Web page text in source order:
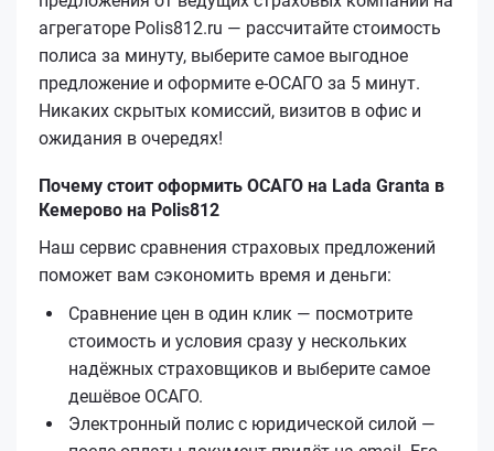
агрегаторе Polis812.ru — рассчитайте стоимость
полиса за минуту, выберите самое выгодное
предложение и оформите е‑ОСАГО за 5 минут.
Никаких скрытых комиссий, визитов в офис и
ожидания в очередях!
Почему стоит оформить ОСАГО на Lada Granta в
Кемерово на Polis812
Наш сервис сравнения страховых предложений
поможет вам сэкономить время и деньги:
Сравнение цен в один клик — посмотрите
стоимость и условия сразу у нескольких
надёжных страховщиков и выберите самое
дешёвое ОСАГО.
Электронный полис с юридической силой —